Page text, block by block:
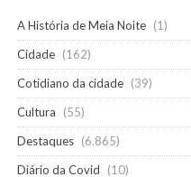
A História de Meia Noite (1)
Cidade (162)
Cotidiano da cidade (39)
Cultura
(55)
Destaques (6.865)
Diário da Covid
(10)